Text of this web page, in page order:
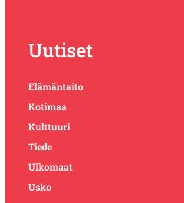
Uutiset
Elämäntaito
Kotimaa
Kulttuuri
Tiede
Ulkomaat
Usko